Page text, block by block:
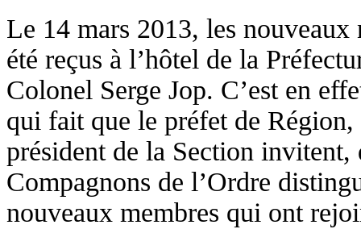
Le 14 mars 2013, les nouveaux
été reçus à l’hôtel de la
Colonel Serge Jop. C’est en
qui fait que le préfet de
président de la Section invitent,
Compagnons de l’Ordre
nouveaux membres qui ont